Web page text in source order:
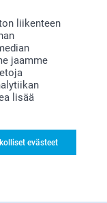
liikenteen
jaamme
lisää
evästeet
kiva että